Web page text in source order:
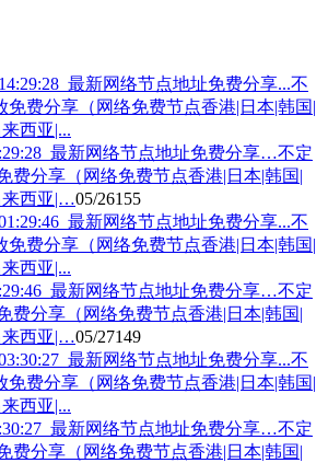
最新网络节点地址免费分享…不定
分享（网络免费节点香港|日本|韩国|
来西亚|…05/26155
最新网络节点地址免费分享…不定
分享（网络免费节点香港|日本|韩国|
来西亚|…05/27149
最新网络节点地址免费分享…不定
分享（网络免费节点香港|日本|韩国|